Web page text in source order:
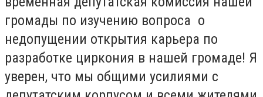
громады по изучению вопроса о
недопущении открытия карьера по
разработке циркония в нашей громаде! Я
уверен, что мы общими усилиями с